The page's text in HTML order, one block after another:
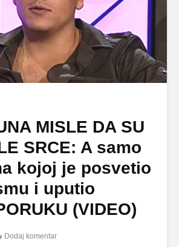
MISLE DA SU
SRCE: A samo
kojoj je posvetio
i uputio
(VIDEO)
Dodaj komentar